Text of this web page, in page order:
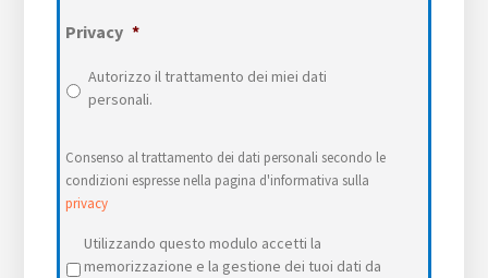
Privacy *
Autorizzo il trattamento dei miei dati
personali.
Consenso al trattamento dei dati personali secondo le
condizioni espresse nella pagina d'informativa sulla
privacy
Privacy *
Utilizzando questo modulo accetti la
memorizzazione e la gestione dei tuoi dati da